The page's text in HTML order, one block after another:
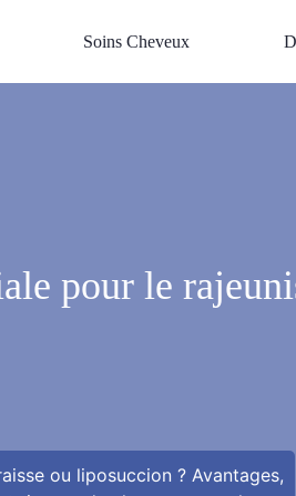
Soins Cheveux
pour le
ou liposuccion ? Avantages,